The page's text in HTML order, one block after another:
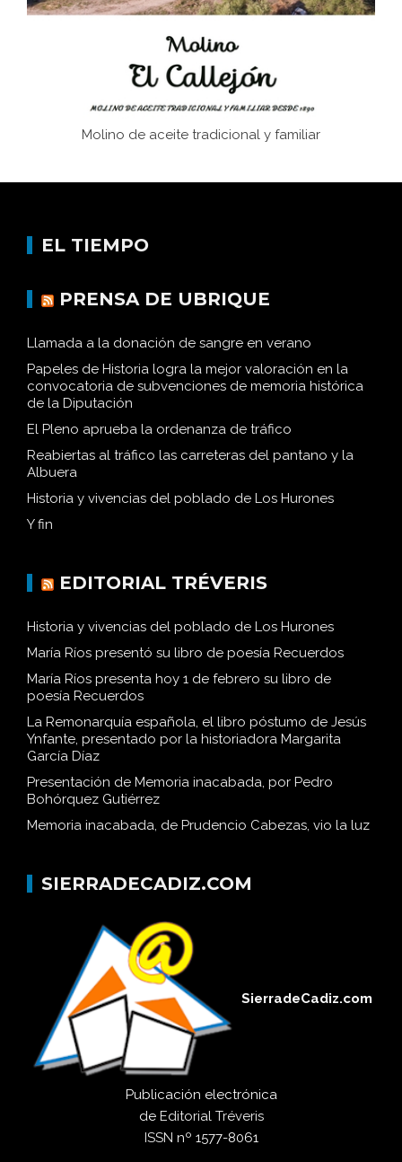
Memoria inacabada
Llamada a la donación de sangre en verano
Papeles de Historia logra la mejor valoración en la
convocatoria de subvenciones de memoria histórica
de la Diputación
El Pleno aprueba la ordenanza de tráfico
Reabiertas al tráfico las carreteras del pantano y la
Albuera
Historia y vivencias del poblado de Los Hurones
Historia y vivencias del poblado de Los Hurones
María Ríos presentó su libro de poesía Recuerdos
María Ríos presenta hoy 1 de febrero su libro de
poesía Recuerdos
La Remonarquía española, el libro póstumo de Jesús
Ynfante, presentado por la historiadora Margarita
García Díaz
Presentación de Memoria inacabada, por Pedro
Bohórquez Gutiérrez
Publicación electrónica
deEditorial Tréveris